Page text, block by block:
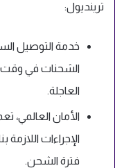
ترينديول:
خدمة التوصيل
الشحنات في وقت
العاجلة.
الأمان العالمي،
الإجراءات
فترة الشحن.